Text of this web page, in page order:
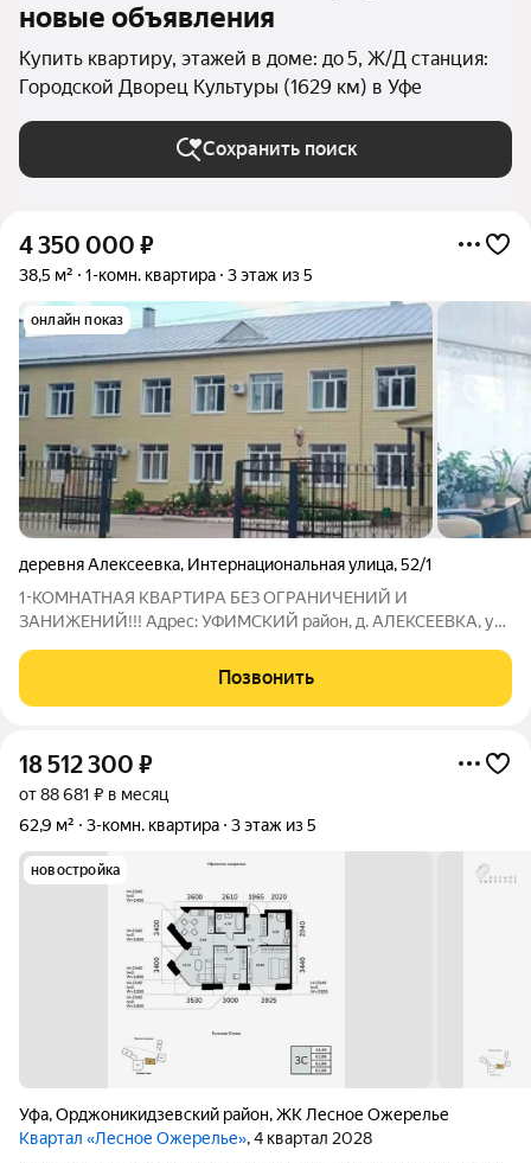
новые объявления
Купить квартиру, этажей в доме: до 5, Ж/Д станция:
Городской Дворец Культуры (1629 км) в Уфе
Сохранить поиск
4 350 000 ₽
38,5 м² 1-комн. квартира 3 этаж из 5
онлайн показ
деревня Алексеевка, Интернациональная улица,52/1
1-КОМНАТНАЯ КВАРТИРА БЕЗ ОГРАНИЧЕНИЙ И
ЗАНИЖЕНИЙ!!! Адрес: УФИМСКИЙ район, д. АЛЕКСЕЕВКА, ул.
Алексеевка 10-15 минут езды на автомобиле). ПАРАМЕТРЫ:
-3/5 кирпичного дома, 2015 года постройки -площадь
Позвонить
18 512 300 ₽
от 88 681 ₽ в месяц
62,9 м²
3-комн. квартира 3 этаж из 5
новостройка
Уфа,Орджоникидзевский район,ЖК Лесное Ожерелье
Квартал «Лесное Ожерелье», 4 квартал 2028